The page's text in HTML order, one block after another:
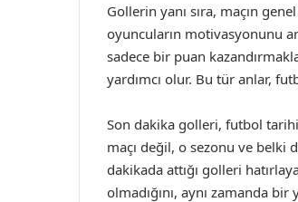
Gollerin yanı sıra, maçın
oyuncuların motivasyonunu
sadece bir puan
yardımcı olur. Bu tür anlar,
Son dakika golleri, futbol
maçı değil, o sezonu ve belki
dakikada attığı golleri
olmadığını, aynı zamanda